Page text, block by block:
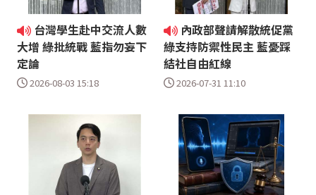
台灣學生赴中交流人數
大增 綠批統戰 藍指勿妄下
定論
2026-08-03 15:18
內政部聲請解散統促黨
綠支持防禦性民主 藍憂踩
結社自由紅線
2026-07-31 11:10